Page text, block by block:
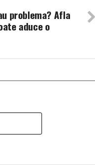
problema? Afla
aduce o